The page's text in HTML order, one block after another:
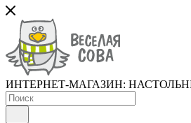
ИНТЕРНЕТ-МАГАЗИН: